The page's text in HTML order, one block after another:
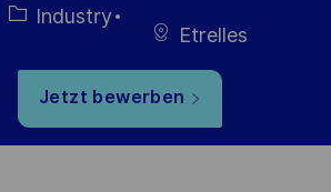
ID
Kategorie
Industry
Etrelles
Jetzt bewerben